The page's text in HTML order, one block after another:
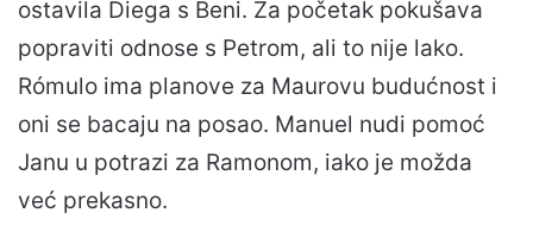
ostavila Diega s Beni. Za početak pokušava
popraviti odnose s Petrom, ali to nije lako.
Rómulo ima planove za Maurovu budućnost i
oni se bacaju na posao. Manuel nudi pomoć
Janu u potrazi za Ramonom, iako je možda
već prekasno.